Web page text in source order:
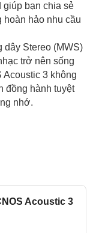
giúp bạn chia sẻ
hảo nhu cầu
dây Stereo (MWS)
trở nên sống
Acoustic 3 không
đồng hành tuyệt
nhớ.
Acoustic 3